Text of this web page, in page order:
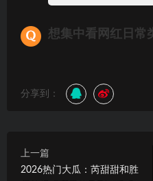
想集中看网红日常
分享到：
上一篇
2026热门大瓜：芮甜甜和胜